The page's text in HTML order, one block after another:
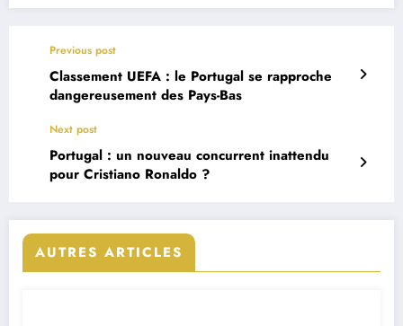
Previous post
Classement UEFA : le Portugal se rapproche
dangereusement des Pays-Bas
Next post
Portugal : un nouveau concurrent inattendu
pour Cristiano Ronaldo ?
AUTRES ARTICLES